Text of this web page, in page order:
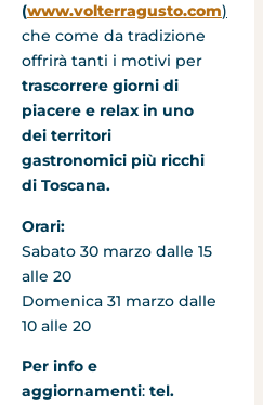
(www.volterragusto.com)
che come da tradizione
offrirà tanti i motivi per
trascorrere giorni di
piacere e relax in uno
dei territori
gastronomici più ricchi
di Toscana.
Orari:
Sabato 30 marzo dalle 15
alle 20
Domenica 31 marzo dalle
10 alle 20
Per info e
aggiornamenti: tel.